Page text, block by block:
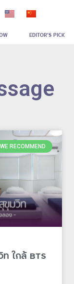
EDITOR'S PICK
RECOMMEND
ใกล้ BTS